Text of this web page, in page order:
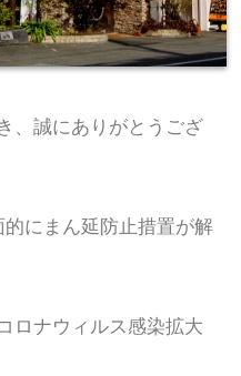
、誠にありがとうござ
にまん延防止措置が解
ロナウィルス感染拡大